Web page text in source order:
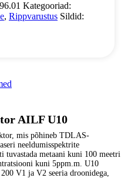
Kategooriad:
, Rippvarustus Sildid:
AILF U10
mis põhineb TDLAS-
neeldumisspektrite
tuvastada metaani kuni 100 meetri
kuni 5ppm.m. U10
V1 ja V2 seeria droonidega,